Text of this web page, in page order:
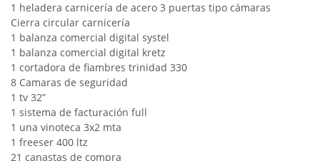
1 heladera carnicería de acero 3 puertas tipo cámaras
Cierra circular carnicería
1 balanza comercial digital systel
1 balanza comercial digital kretz
1 cortadora de fiambres trinidad 330
8 Camaras de seguridad
1 tv 32”
1 sistema de facturación full
1 una vinoteca 3x2 mta
1 freeser 400 ltz
21 canastas de compra